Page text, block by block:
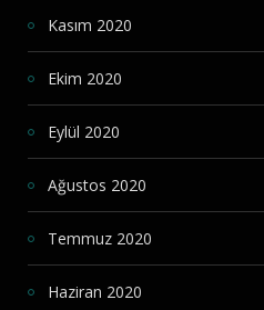
Kasım 2020
Ekim 2020
Eylül 2020
Ağustos 2020
Temmuz 2020
Haziran 2020